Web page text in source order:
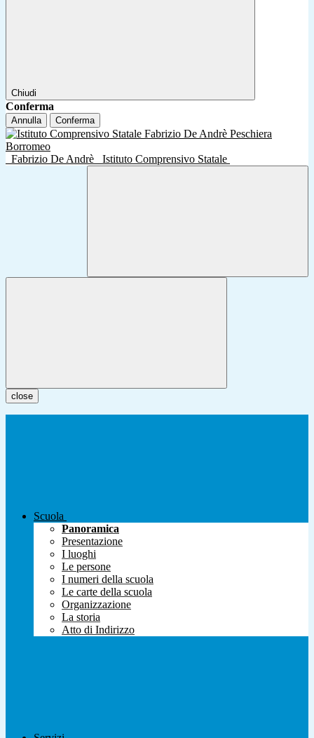
Chiudi
Conferma
Annulla Conferma
Fabrizio De Andrè Istituto Comprensivo Statale
close
Scuola
Panoramica
Presentazione
I luoghi
Le persone
I numeri della scuola
Le carte della scuola
Organizzazione
La storia
Atto di Indirizzo